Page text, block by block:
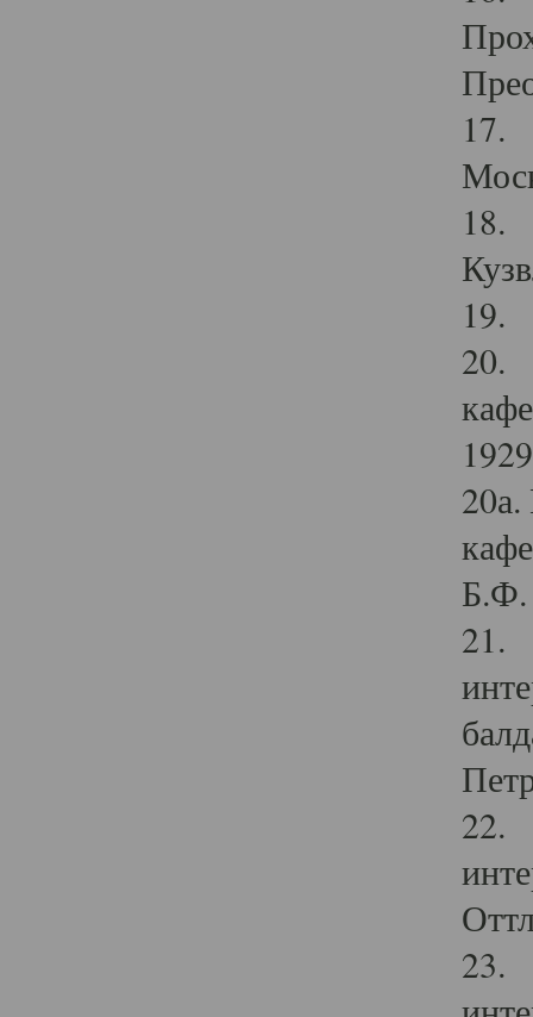
17.
18.
19.
20.
Б.Ф.
21.
22.
23.